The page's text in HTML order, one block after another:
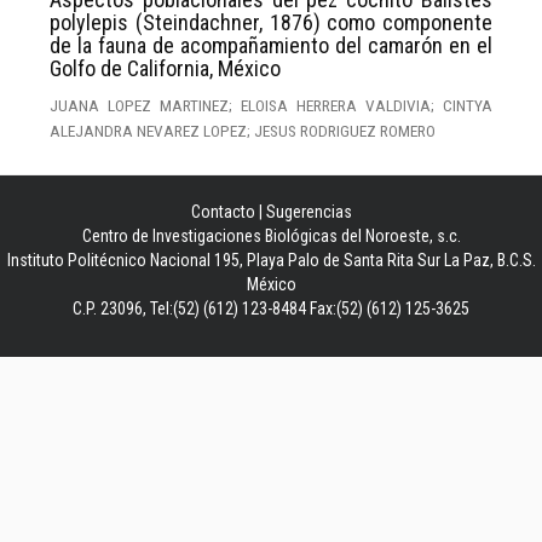
polylepis (Steindachner, 1876) como componente
de la fauna de acompañamiento del camarón en el
Golfo de California, México
JUANA LOPEZ MARTINEZ; ELOISA HERRERA VALDIVIA; CINTYA
ALEJANDRA NEVAREZ LOPEZ; JESUS RODRIGUEZ ROMERO
Contacto
Sugerencias
Centro de Investigaciones Biológicas del Noroeste, s.c.
Instituto Politécnico Nacional 195, Playa Palo de Santa Rita Sur La Paz, B.C.S.
México
C.P. 23096, Tel:(52) (612) 123-8484 Fax:(52) (612) 125-3625